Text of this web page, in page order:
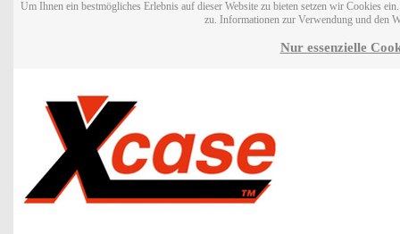
Um Ihnen ein bestmögliches Erlebnis auf dieser Website zu bieten setzen wir Cookies
zu. Informationen zur Verwendung und den
Nur essenzielle